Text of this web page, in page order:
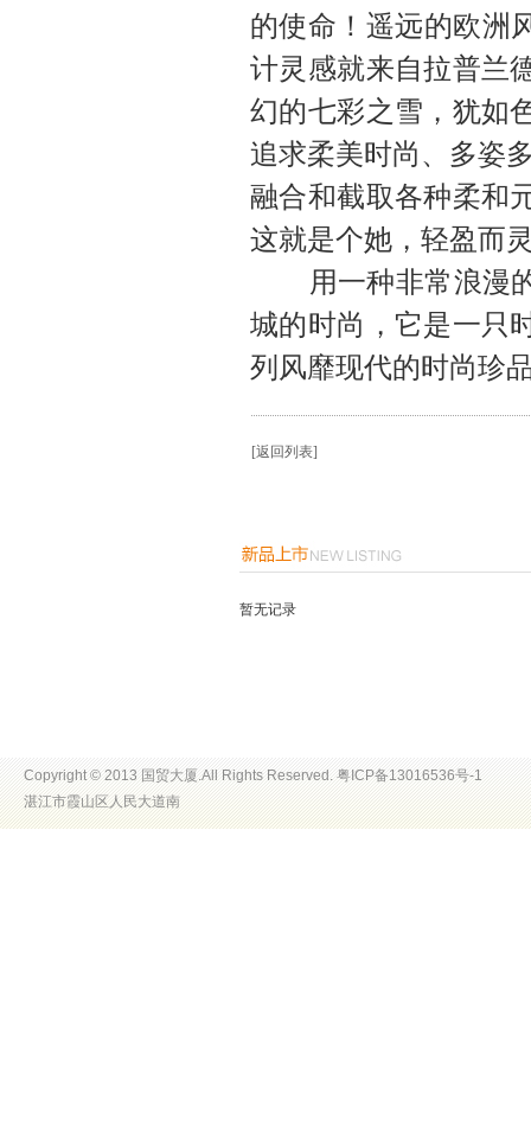
的使命！遥远的欧洲
计灵感就来自拉普兰
幻的七彩之雪，犹如
追求柔美时尚、多姿
融合和截取各种柔和
这就是个她，轻盈而
用一种非常浪漫的
城的时尚，它是一只
列风靡现代的时尚珍
[返回列表]
暂无记录
Copyright © 2013 国贸大厦.All Rights Reserved. 粤ICP备13016536号-1
湛江市霞山区人民大道南